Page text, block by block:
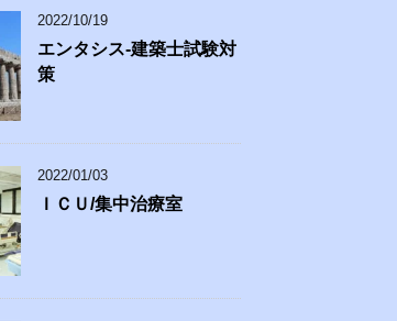
2022/10/19
エンタシス-建築士試験対
策
2022/01/03
ＩＣＵ/集中治療室